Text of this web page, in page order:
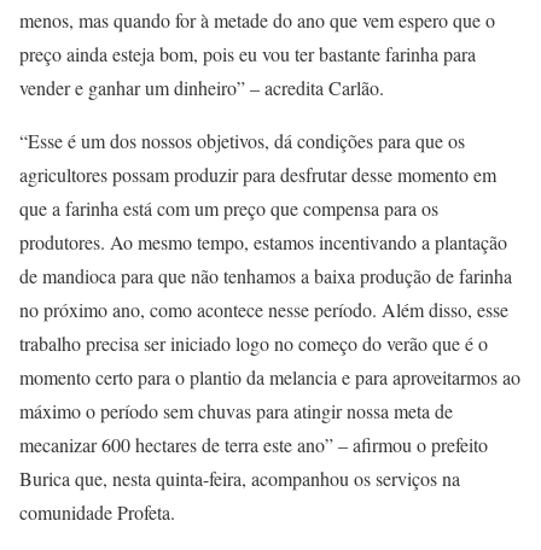
menos, mas quando for à metade do ano que vem espero que o
preço ainda esteja bom, pois eu vou ter bastante farinha para
vender e ganhar um dinheiro” – acredita Carlão.
“Esse é um dos nossos objetivos, dá condições para que os
agricultores possam produzir para desfrutar desse momento em
que a farinha está com um preço que compensa para os
produtores. Ao mesmo tempo, estamos incentivando a plantação
de mandioca para que não tenhamos a baixa produção de farinha
no próximo ano, como acontece nesse período. Além disso, esse
trabalho precisa ser iniciado logo no começo do verão que é o
momento certo para o plantio da melancia e para aproveitarmos ao
máximo o período sem chuvas para atingir nossa meta de
mecanizar 600 hectares de terra este ano” – afirmou o prefeito
Burica que, nesta quinta-feira, acompanhou os serviços na
comunidade Profeta.